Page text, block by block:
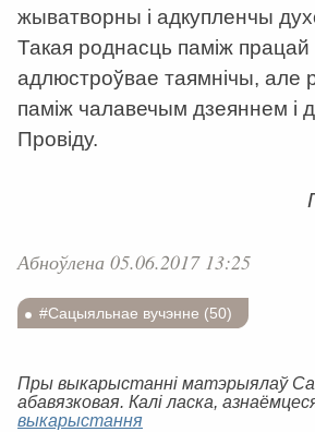
жыватворны і адкупленчы
Такая роднасць паміж працай і
адлюстроўвае таямнічы, але
паміж чалавечым дзеяннем і
Провіду.
Абноўлена 05.06.2017 13:25
#Сацыяльнае вучэнне (50)
Пры выкарыстанні матэрыялаў
абавязковая. Калі ласка,
выкарыстання